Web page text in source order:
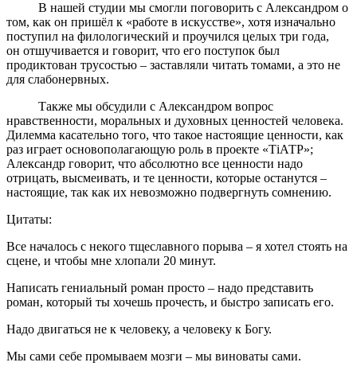
В нашей студии мы смогли поговорить с Александром о
том, как он пришёл к «работе в искусстве», хотя изначально
поступил на филологический и проучился целых три года,
он отшучивается и говорит, что его поступок был
продиктован трусостью – заставляли читать томами, а это не
для слабонервных.
Также мы обсудили с Александром вопрос
нравственности, моральных и духовных ценностей человека.
Дилемма касательно того, что такое настоящие ценности, как
раз играет основополагающую роль в проекте «ТiАТР»;
Александр говорит, что абсолютно все ценности надо
отрицать, высмеивать, и те ценности, которые останутся –
настоящие, так как их невозможно подвергнуть сомнению.
Цитаты:
Все началось с некого тщеславного порыва – я хотел стоять на
сцене, и чтобы мне хлопали 20 минут.
Написать гениальный роман просто – надо представить
роман, который ты хочешь прочесть, и быстро записать его.
Надо двигаться не к человеку, а человеку к Богу.
Мы сами себе промываем мозги – мы виноваты сами.